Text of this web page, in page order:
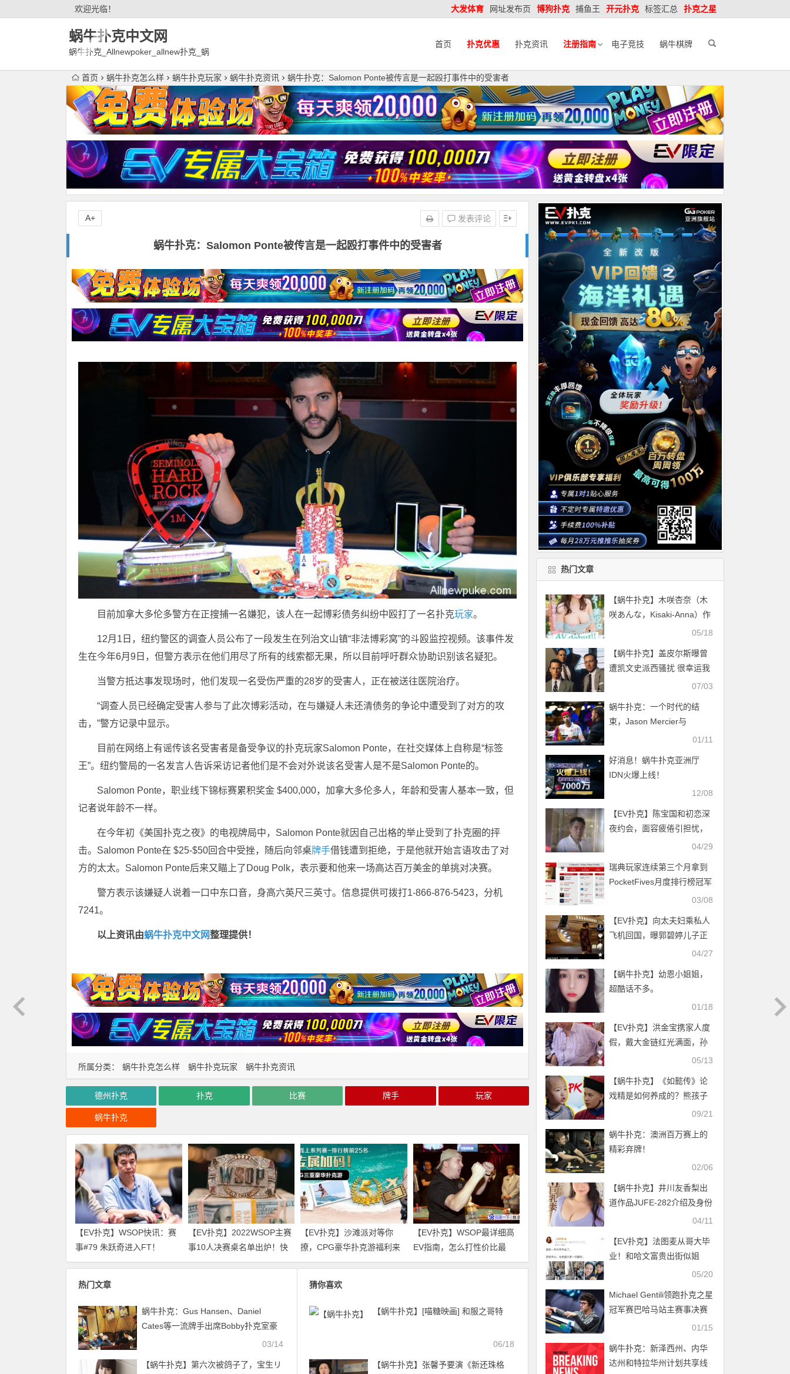
欢迎光临！ 大发体育 网址发布页 博狗扑克 捕鱼王 开元扑克 标签汇总 扑克之星
蜗牛扑克中文网
蜗牛扑克_Allnewpoker_allnew扑克_蜗
首页 扑克优惠 扑克资讯 注册指南 电子竞技 蜗牛棋牌
首页 蜗牛扑克怎么样 蜗牛扑克玩家 蜗牛扑克资讯 蜗牛扑克：Salomon Ponte被传言是一起殴打事件中的受害者
蜗牛扑克：Salomon Ponte被传言是一起殴打事件中的受害者
发表评论
A+
所属分类： 蜗牛扑克怎么样 蜗牛扑克玩家 蜗牛扑克资讯
目前加拿大多伦多警方在正搜捕一名嫌犯，该人在一起博彩债务纠纷中殴打了一名扑克玩家。
12月1日，纽约警区的调查人员公布了一段发生在列治文山镇“非法博彩窝”的斗殴监控视频。该事件发
生在今年6月9日，但警方表示在他们用尽了所有的线索都无果，所以目前呼吁群众协助识别该名疑犯。
当警方抵达事发现场时，他们发现一名受伤严重的28岁的受害人，正在被送往医院治疗。
“调查人员已经确定受害人参与了此次博彩活动，在与嫌疑人未还清债务的争论中遭受到了对方的攻
击，”警方记录中显示。
目前在网络上有谣传该名受害者是备受争议的扑克玩家Salomon Ponte，在社交媒体上自称是“标签
王”。纽约警局的一名发言人告诉采访记者他们是不会对外说该名受害人是不是Salomon Ponte的。
Salomon Ponte，职业线下锦标赛累积奖金 $400,000，加拿大多伦多人，年龄和受害人基本一致，但
记者说年龄不一样。
在今年初《美国扑克之夜》的电视牌局中，Salomon Ponte就因自己出格的举止受到了扑克圈的抨
击。Salomon Ponte在 $25-$50回合中受挫，随后向邻桌牌手借钱遭到拒绝，于是他就开始言语攻击了对
方的太太。Salomon Ponte后来又瞄上了Doug Polk，表示要和他来一场高达百万美金的单挑对决赛。
警方表示该嫌疑人说着一口中东口音，身高六英尺三英寸。信息提供可拨打1-866-876-5423，分机
7241。
以上资讯由蜗牛扑克中文网整理提供！
德州扑克 扑克 比赛 牌手 玩家
蜗牛扑克
【EV扑克】WSOP快讯：赛
事#79 朱跃奇进入FT！
WSOP感恩庆、直通车热闹
【EV扑克】2022WSOP主赛
事10人决赛桌名单出炉！快
来围观！
【EV扑克】沙滩派对等你
撩，CPG豪华扑克游福利来
袭｜WSOP金手链免费赛天
【EV扑克】WSOP最详细高
EV指南，怎么打性价比最
高？都帮你整理好了！
热门文章
蜗牛扑克：Gus Hansen、Daniel
Cates等一流牌手出席Bobby扑克室豪
03/14
【蜗牛扑克】第六次被鸽子了，宝生リ
猜你喜欢
【蜗牛扑克】[喵糖映画] 和服之哥特
06/18
【蜗牛扑克】张馨予要演《新还珠格
热门文章
【蜗牛扑克】木咲杏奈（木
咲あんな，Kisaki-Anna）作
品MIFD-163介绍及封面预览
05/18
【蜗牛扑克】盖皮尔斯曝曾
遭凯文史派西骚扰 很幸运我
07/03
蜗牛扑克：一个时代的结
束，Jason Mercier与
Vanessa Selbst的精彩瞬间
01/11
好消息！蜗牛扑克亚洲厅
IDN火爆上线！
12/08
【EV扑克】陈宝国和初恋深
夜约会，面容疲倦引担忧，
赵奎娥体态丰盈有女人味04/29
瑞典玩家连续第三个月拿到
PocketFives月度排行榜冠军
03/08
【EV扑克】向太夫妇乘私人
飞机回国，曝郭碧婷儿子正
04/27
【蜗牛扑克】幼恩小姐姐，
超酷话不多。
01/18
【EV扑克】洪金宝携家人度
假，戴大金链红光满面，孙
儿黑眼圈严重健康引担忧05/13
【蜗牛扑克】《如懿传》论
戏精是如何养成的？熊孩子
09/21
蜗牛扑克：澳洲百万赛上的
精彩弃牌！
02/06
【蜗牛扑克】井川友香梨出
道作品JUFE-282介绍及身份
04/11
【EV扑克】法图麦从哥大毕
业！和哈文富贵出街似姐
妹，李咏为陪伴仍葬在美国
05/20
Michael Gentili领跑扑克之星
冠军赛巴哈马站主赛事决赛
01/15
蜗牛扑克：新泽西州、内华
达州和特拉华州计划共享线